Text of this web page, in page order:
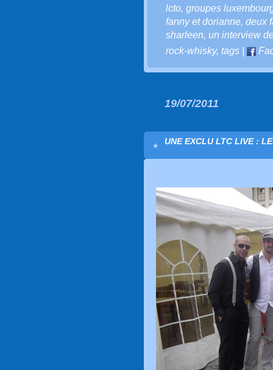
lcto, groupes
fanny et dorianne, deux
sharleen, un interview
rock-whisky, tags
19/07/2011
UNE EXCLU LTC LIVE :